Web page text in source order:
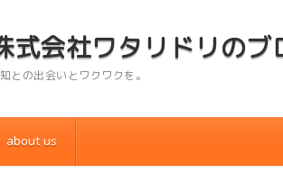
式会社ワタリドリのブ
との出会いとワクワクを。
about us